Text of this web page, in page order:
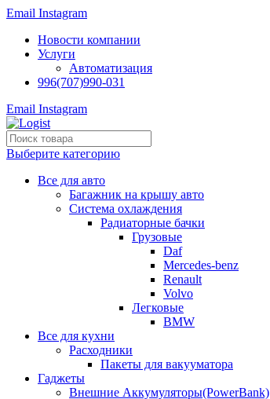
Email Instagram
Новости компании
Услуги
Автоматизация
996(707)990-031
Email Instagram
Выберите категорию
Все для авто
Багажник на крышу авто
Система охлаждения
Радиаторные бачки
Грузовые
Daf
Mercedes-benz
Renault
Volvo
Легковые
BMW
Все для кухни
Расходники
Пакеты для вакууматора
Гаджеты
Внешние Аккумуляторы(PowerBank)